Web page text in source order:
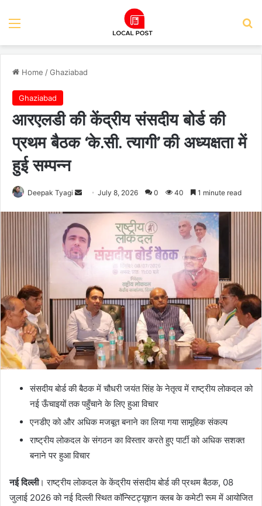
Menu
Home /Ghaziabad
Ghaziabad
आरएलडी की केंद्रीय संसदीय बोर्ड की
प्रथम बैठक ‘के.सी. त्यागी’ की अध्यक्षता में
हुई सम्पन्न
Deepak Tyagi
SendJuly 8, 2026 0 40 1 minute read
संसदीय बोर्ड की बैठक में चौधरी जयंत सिंह के नेतृत्व में राष्ट्रीय लोकदल को
नई ऊँचाइयों तक पहुँचाने के लिए हुआ विचार
एनडीए को और अधिक मजबूत बनाने का लिया गया सामूहिक संकल्प
राष्ट्रीय लोकदल के संगठन का विस्तार करते हुए पार्टी को अधिक सशक्त
बनाने पर हुआ विचार
नई दिल्ली। राष्ट्रीय लोकदल के केंद्रीय संसदीय बोर्ड की प्रथम बैठक, 08
जुलाई 2026 को नई दिल्ली स्थित कॉन्स्टिट्यूशन क्लब के कमेटी रूम में आयोजित